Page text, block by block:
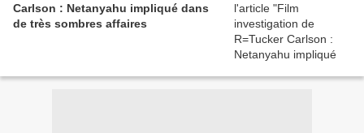
Carlson : Netanyahu impliqué dans
de très sombres affaires